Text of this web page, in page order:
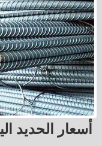
أسعار الحديد